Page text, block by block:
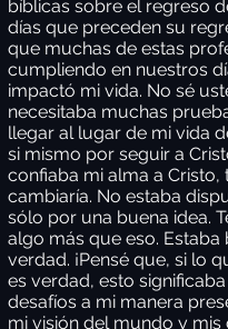
bíblicas sobre el regreso
días que preceden su
que muchas de estas
cumpliendo en nuestros
impactó mi vida. No sé
necesitaba muchas
llegar al lugar de mi vida
si mismo por seguir a
confiaba mi alma a Cristo,
cambiaría. No estaba
sólo por una buena idea.
algo más que eso. Estaba
verdad. ¡Pensé que, si lo
es verdad, esto
desafíos a mi manera
mi visión del mundo y mis